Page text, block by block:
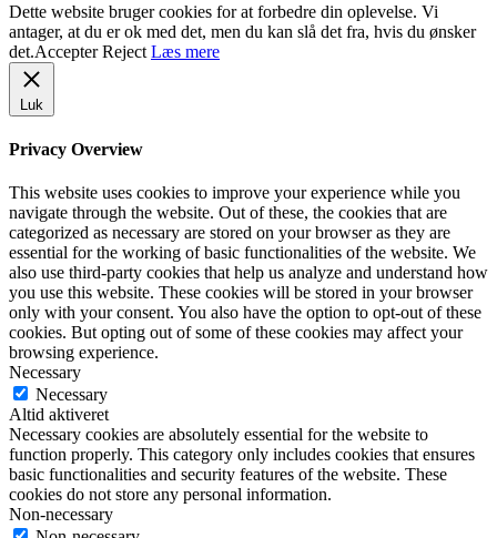
Dette website bruger cookies for at forbedre din oplevelse. Vi
antager, at du er ok med det, men du kan slå det fra, hvis du ønsker
det.Accepter Reject Læs mere
Luk
Privacy Overview
This website uses cookies to improve your experience while you
navigate through the website. Out of these, the cookies that are
categorized as necessary are stored on your browser as they are
essential for the working of basic functionalities of the website. We
also use third-party cookies that help us analyze and understand how
you use this website. These cookies will be stored in your browser
only with your consent. You also have the option to opt-out of these
cookies. But opting out of some of these cookies may affect your
browsing experience.
Necessary
Necessary
Altid aktiveret
Necessary cookies are absolutely essential for the website to
function properly. This category only includes cookies that ensures
basic functionalities and security features of the website. These
cookies do not store any personal information.
Non-necessary